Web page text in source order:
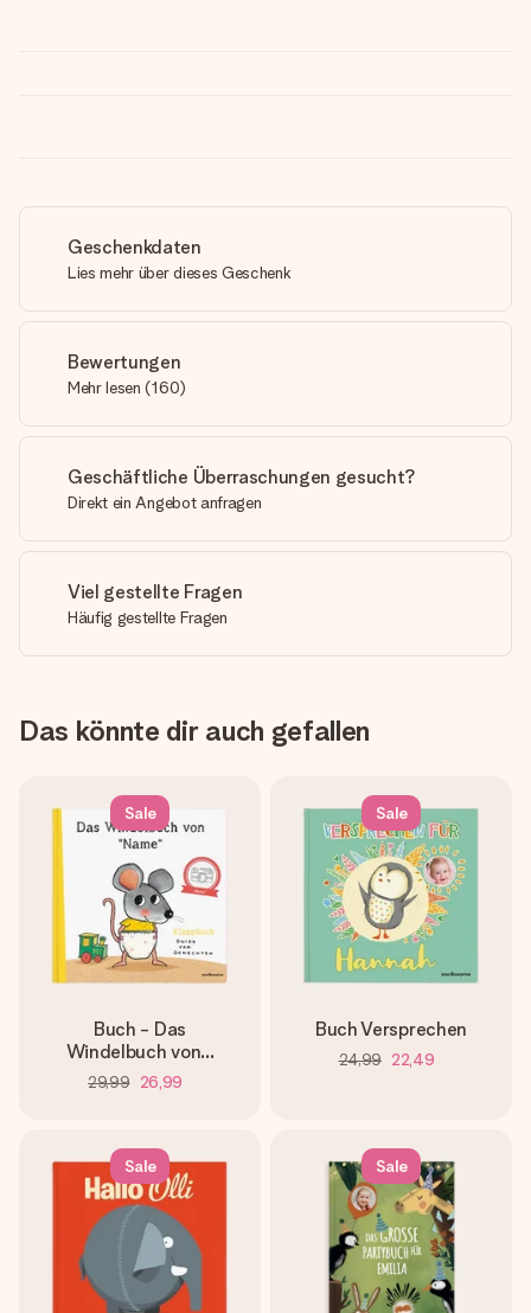
Geschenkdaten
Lies mehr über dieses Geschenk
Bewertungen
Mehr lesen (160)
Geschäftliche Überraschungen gesucht?
Direkt ein Angebot anfragen
Viel gestellte Fragen
Häufig gestellte Fragen
Das könnte dir auch gefallen
Sale
Buch - Das
Windelbuch von...
29,99 26,99
Sale
Buch Versprechen
24,99 22,49
Sale Sale